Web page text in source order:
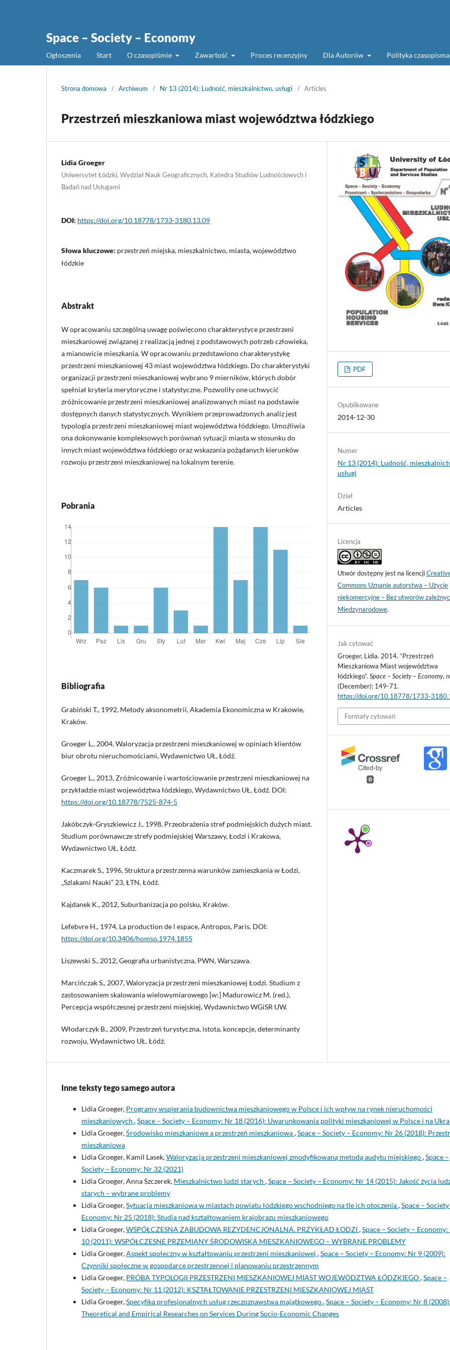
Space – Society – Economy
Ogłoszenia Start O czasopiśmie Zawartość Proces recenzyjny Dla Autorów Polityka
Strona domowa / Archiwum / Nr 13 (2014): Ludność, mieszkalnictwo, usługi / Articles
Przestrzeń mieszkaniowa miast województwa łódzkiego
Lidia Groeger
Uniwersytet Łódzki, Wydział Nauk Geograficznych, Katedra Studiów Ludnościowych i
Badań nad Usługami
DOI: https://doi.org/10.18778/1733-3180.13.09
Słowa kluczowe: przestrzeń miejska, mieszkalnictwo, miasta, województwo
łódzkie
Abstrakt
W opracowaniu szczególną uwagę poświęcono charakterystyce przestrzeni
mieszkaniowej związanej z realizacją jednej z podstawowych potrzeb człowieka,
a mianowicie mieszkania. W opracowaniu przedstawiono charakterystykę
przestrzeni mieszkaniowej 43 miast województwa łódzkiego. Do charakterystyki
organizacji przestrzeni mieszkaniowej wybrano 9 mierników, których dobór
spełniał kryteria merytoryczne i statystyczne. Pozwoliły one uchwycić
zróżnicowanie przestrzeni mieszkaniowej analizowanych miast na podstawie
dostępnych danych statystycznych. Wynikiem przeprowadzonych analiz jest
typologia przestrzeni mieszkaniowej miast województwa łódzkiego. Umożliwia
ona dokonywanie kompleksowych porównań sytuacji miasta w stosunku do
innych miast województwa łódzkiego oraz wskazania pożądanych kierunków
rozwoju przestrzeni mieszkaniowej na lokalnym terenie.
Pobrania
Bibliografia
Grabiński T., 1992, Metody aksonometrii, Akademia Ekonomiczna w Krakowie,
Kraków.
Groeger L., 2004, Waloryzacja przestrzeni mieszkaniowej w opiniach klientów
biur obrotu nieruchomościami, Wydawnictwo UŁ, Łódź.
Groeger L., 2013, Zróżnicowanie i wartościowanie przestrzeni mieszkaniowej na
przykładzie miast województwa łódzkiego, Wydawnictwo UŁ, Łódź. DOI:
https://doi.org/10.18778/7525-874-5
Jakóbczyk-Gryszkiewicz J., 1998, Przeobrażenia stref podmiejskich dużych miast.
Studium porównawcze strefy podmiejskiej Warszawy, Łodzi i Krakowa,
Wydawnictwo UŁ, Łódź.
Kaczmarek S., 1996, Struktura przestrzenna warunków zamieszkania w Łodzi,
„Szlakami Nauki” 23, ŁTN, Łódź.
Kajdanek K., 2012, Suburbanizacja po polsku, Kraków.
Lefebvre H., 1974, La production de l espace, Antropos, Paris. DOI:
https://doi.org/10.3406/homso.1974.1855
Liszewski S., 2012, Geografia urbanistyczna, PWN, Warszawa.
Marcińczak S., 2007, Waloryzacja przestrzeni mieszkaniowej Łodzi. Studium z
zastosowaniem skalowania wielowymiarowego [w:] Madurowicz M. (red.),
Percepcja współczesnej przestrzeni miejskiej, Wydawnictwo WGiSR UW.
Włodarczyk B., 2009, Przestrzeń turystyczna, istota, koncepcje, determinanty
rozwoju, Wydawnictwo UŁ, Łódź.
PDF
Opublikowane
2014-12-30
Numer
Nr 13 (2014): Ludność,
usługi
Dział
Articles
Licencja
Utwór dostępny jest na licencji
Commons Uznanie autorstwa – Użycie
niekomercyjne – Bez utworów
Międzynarodowe.
Jak cytować
Groeger, Lidia. 2014. “Przestrzeń
Mieszkaniowa Miast województwa
łódzkiego”.Space – Society – Economy,
(December): 149-71.
https://doi.org/10.18778/1733-
Formaty cytowań
0
Inne teksty tego samego autora
Lidia Groeger, Programy wspierania budownictwa mieszkaniowego w Polsce i ich wpływ na rynek nieruchomości
mieszkaniowych ,Space – Society – Economy: Nr 18 (2016): Uwarunkowania polityki mieszkaniowej w Polsce i na
Lidia Groeger,Środowisko mieszkaniowe a przestrzeń mieszkaniowa,Space – Society – Economy: Nr 26 (2018):
mieszkaniowa
Lidia Groeger, Kamil Lasek,Waloryzacja przestrzeni mieszkaniowej zmodyfikowaną metodą audytu miejskiego,Space –
Society – Economy: Nr 32 (2021)
Lidia Groeger, Anna Szczerek, Mieszkalnictwo ludzi starych ,Space – Society – Economy: Nr 14 (2015): Jakość życia
starych – wybrane problemy
Lidia Groeger,Sytuacja mieszkaniowa w miastach powiatu łódzkiego wschodniego na tle ich otoczenia,Space –
Economy: Nr 25 (2018): Studia nad kształtowaniem krajobrazu mieszkaniowego
Lidia Groeger,WSPÓŁCZESNA ZABUDOWA REZYDENCJONALNA. PRZYKŁAD ŁODZI ,Space – Society –
10 (2011): WSPÓŁCZESNE PRZEMIANY ŚRODOWISKA MIESZKANIOWEGO – WYBRANE PROBLEMY
Lidia Groeger,Aspekt społeczny w kształtowaniu przestrzeni mieszkaniowej ,Space – Society – Economy: Nr 9 (2009):
Czynniki społeczne w gospodarce przestrzennej i planowaniu przestrzennym
Lidia Groeger, PRÓBA TYPOLOGII PRZESTRZENI MIESZKANIOWEJ MIAST WOJEWÓDZTWA ŁÓDZKIEGO,Space –
Society – Economy: Nr 11 (2012): KSZTAŁTOWANIE PRZESTRZENI MIESZKANIOWEJ MIAST
Lidia Groeger,Specyfika profesjonalnych usług rzeczoznawstwa majątkowego,Space – Society – Economy: Nr 8
Theoretical and Empirical Researches on Services During Socio-Economic Changes